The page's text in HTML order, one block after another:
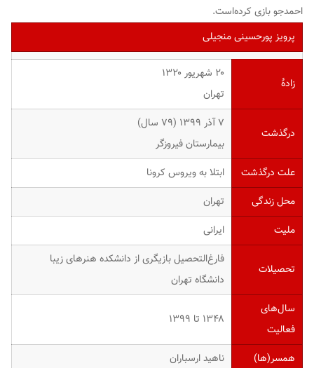
احمدجو بازی کرده‌است.
پرویز پورحسینی منجیلی
زادهٔ
۲۰ شهریور ۱۳۲۰
تهران
درگذشت
۷ آذر ۱۳۹۹ (۷۹ سال)
بیمارستان فیروزگر
علت درگذشت
ابتلا به ویروس کرونا
محل زندگی
تهران
ملیت
ایرانی
تحصیلات
فارغ‌التحصیل بازیگری از دانشکده هنرهای زیبا
دانشگاه تهران
سال‌های
فعالیت
۱۳۴۸ تا ۱۳۹۹
همسر(ها)
ناهید ارسباران